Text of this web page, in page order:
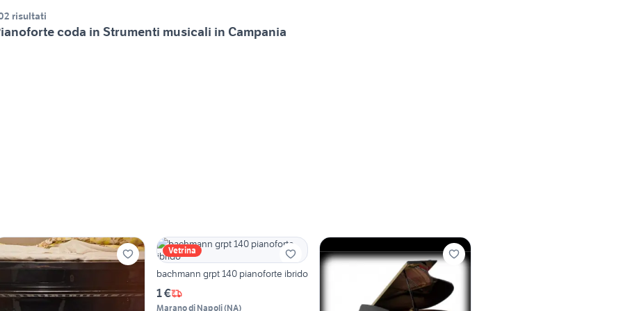
risultati
coda in Strumenti musicali in Campania
Vetrina
bachmann grpt 140 pianoforte ibrido
1 €
Marano di Napoli(NA)